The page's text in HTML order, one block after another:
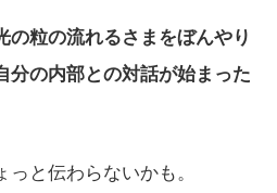
の粒の流れるさまをぼんやり
分の内部との対話が始まった
と伝わらないかも。